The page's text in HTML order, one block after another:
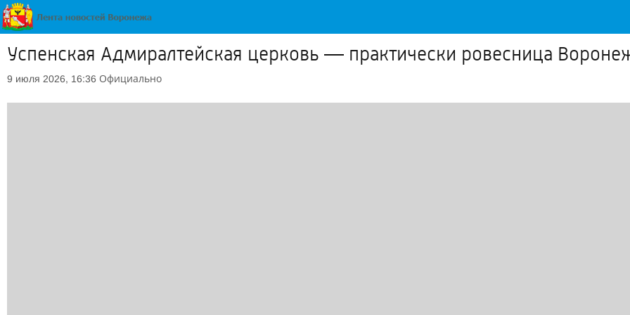
Успенская Адмиралтейская церковь — практически ровесница
9 июля 2026, 16:36 Официально